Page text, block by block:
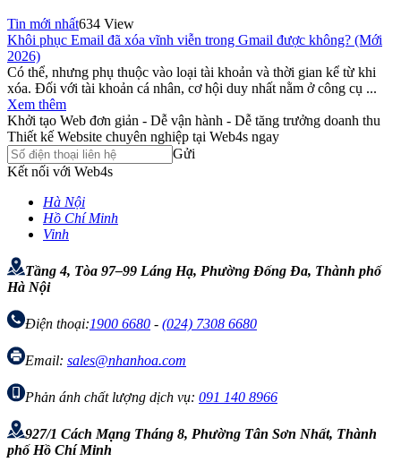
Tin mới nhất634 View
Khôi phục Email đã xóa vĩnh viễn trong Gmail được không? (Mới
2026)
Có thể, nhưng phụ thuộc vào loại tài khoản và thời gian kể từ khi
xóa. Đối với tài khoản cá nhân, cơ hội duy nhất nằm ở công cụ ...
Xem thêm
Khởi tạo Web đơn giản - Dễ vận hành - Dễ tăng trưởng doanh thu
Thiết kế Website chuyên nghiệp tại Web4s ngay
Gửi
Kết nối với Web4s
Hà Nội
Hồ Chí Minh
Vinh
Tầng 4, Tòa 97–99 Láng Hạ, Phường Đống Đa, Thành phố
Hà Nội
Điện thoại:1900 6680 - (024) 7308 6680
Email: sales@nhanhoa.com
Phản ánh chất lượng dịch vụ: 091 140 8966
927/1 Cách Mạng Tháng 8, Phường Tân Sơn Nhất, Thành
phố Hồ Chí Minh